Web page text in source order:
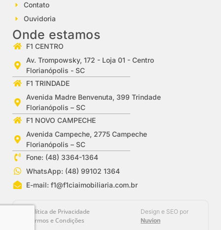
Contato
Ouvidoria
Onde estamos
F1 CENTRO
Av. Trompowsky, 172 - Loja 01 - Centro
Florianópolis - SC
F1 TRINDADE
Avenida Madre Benvenuta, 399 Trindade
Florianópolis – SC
F1 NOVO CAMPECHE
Avenida Campeche, 2775 Campeche
Florianópolis – SC
Fone: (48) 3364-1364
WhatsApp: (48) 99102 1364
E-mail:f1@f1ciaimobiliaria.com.br
Política de Privacidade
Termos e Condições
Design e SEO por
Nuvion